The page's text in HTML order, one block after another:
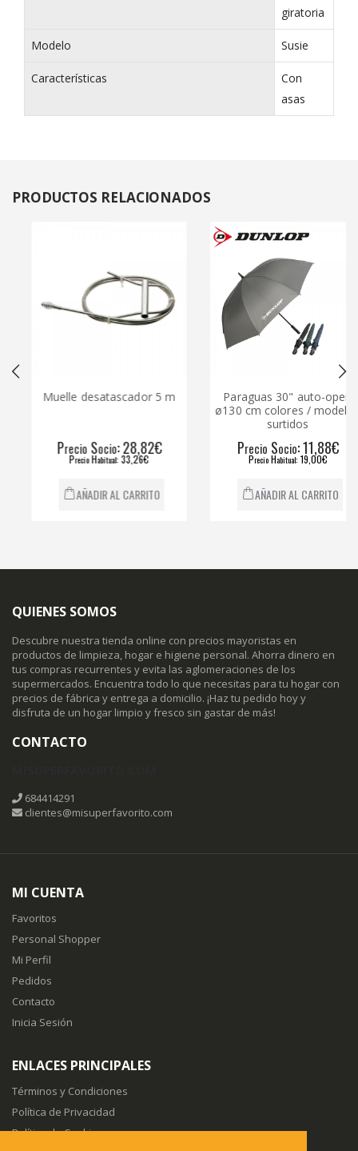
giratoria
Modelo Susie
Características
Con
asas
PRODUCTOS RELACIONADOS
Muelle desatascador 5 m
recioSocio: 28,82€
recioHabitual: 33,26€
AÑADIR AL CARRITO
Paraguas 30" auto-open
ø130 cm colores / modelos
surtidos
recioSocio: 11,88€
recioHabitual: 19,00€
AÑADIR AL CARRITO
QUIENES SOMOS
Descubre nuestra tienda online con precios mayoristas en
productos de limpieza, hogar e higiene personal. Ahorra dinero en
tus compras recurrentes y evita las aglomeraciones de los
supermercados. Encuentra todo lo que necesitas para tu hogar con
precios de fábrica y entrega a domicilio. ¡Haz tu pedido hoy y
disfruta de un hogar limpio y fresco sin gastar de más!
CONTACTO
684414291
clientes@misuperfavorito.com
MI CUENTA
Favoritos
Personal Shopper
Mi Perfil
Pedidos
Contacto
Inicia Sesión
ENLACES PRINCIPALES
Términos y Condiciones
Política de Privacidad
Política de Cookies